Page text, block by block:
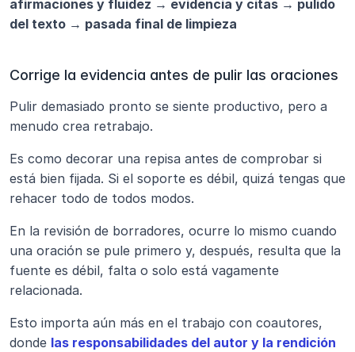
afirmaciones y fluidez → evidencia y citas → pulido
del texto → pasada final de limpieza
Corrige la evidencia antes de pulir las oraciones
Pulir demasiado pronto se siente productivo, pero a
menudo crea retrabajo.
Es como decorar una repisa antes de comprobar si
está bien fijada. Si el soporte es débil, quizá tengas que
rehacer todo de todos modos.
En la revisión de borradores, ocurre lo mismo cuando
una oración se pule primero y, después, resulta que la
fuente es débil, falta o solo está vagamente
relacionada.
Esto importa aún más en el trabajo con coautores,
donde las responsabilidades del autor y la rendición